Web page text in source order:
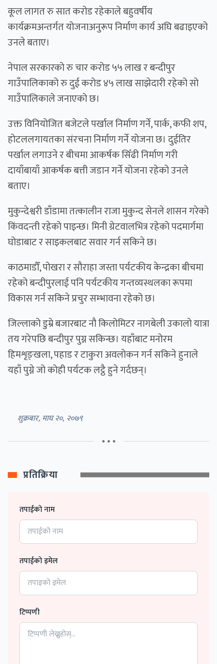
कूल लागत रु सात करोड रहेकाले बहुवर्षीय
कार्यक्रमअन्तर्गत योजनाअनुरूप निर्माण कार्य अघि बढाइएको
उनले बताए।
नेपाल सरकारको रु चार करोड ५५ लाख र बन्दीपुर
गाउँपालिकाको रु दुई करोड ४५ लाख साझेदारी रहेको सो
गाउँपालिकाले जनाएको छ।
उक्त विनियोजित बजेटले पर्खाल निर्माण गर्ने, पार्क, कफी शप,
होटललगायतका संरचना निर्माण गर्ने योजना छ। दुईतिर
पर्खाल लगाउने र बीचमा आकर्षक सिँढी निर्माण गरी
दायाँबायाँ आकर्षक बत्ती जडान गर्ने योजना रहेको उनले
बताए।
मुकुन्देश्वरी डाँडामा तत्कालीन राजा मुकुन्द सेनले शासन गरेको
किंवदन्ती रहेको पाइन्छ। मिनी ग्रेटवालभित्र रहेको पदमार्गमा
घोडाबाट र साइकलबाट सवार गर्न सकिने छ।
काठमाडौँ, पोखरा र सौराहा जस्ता पर्यटकीय केन्द्रका बीचमा
रहेको बन्दीपुरलाई पनि पर्यटकीय गन्तव्यस्थलका रूपमा
विकास गर्न सकिने प्रचुर सम्भावना रहेको छ।
जिल्लाको डुम्रे बजारबाट नौ किलोमिटर नागबेली उकालो यात्रा
तय गरेपछि बन्दीपुर पुग्न सकिन्छ। यहाँबाट मनोरम
हिमशृङ्खला, पहाड र टाकुरा अवलोकन गर्न सकिने हुनाले
यहाँ पुग्ने जो कोही पर्यटक लट्ठै हुने गर्दछन्।
शुक्रबार, माघ २०, २०७९
• • •
प्रतिक्रिया
तपाईको नाम
तपाईको इमेल
टिप्पणी